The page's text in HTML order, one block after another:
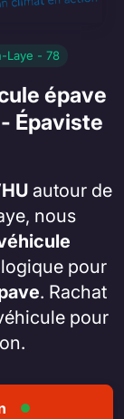
Laye - 78
épave
Épaviste
autour de
nous
pour
. Rachat
pour